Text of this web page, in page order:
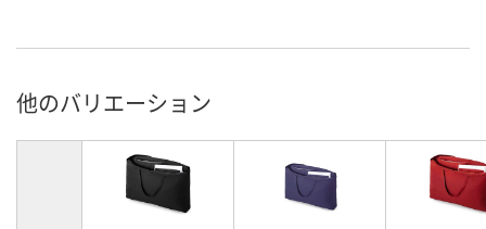
他のバリエーション